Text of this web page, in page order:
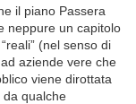
il piano Passera
neppure un capitolo
(nel senso di
aziende vere che
viene dirottata
da qualche